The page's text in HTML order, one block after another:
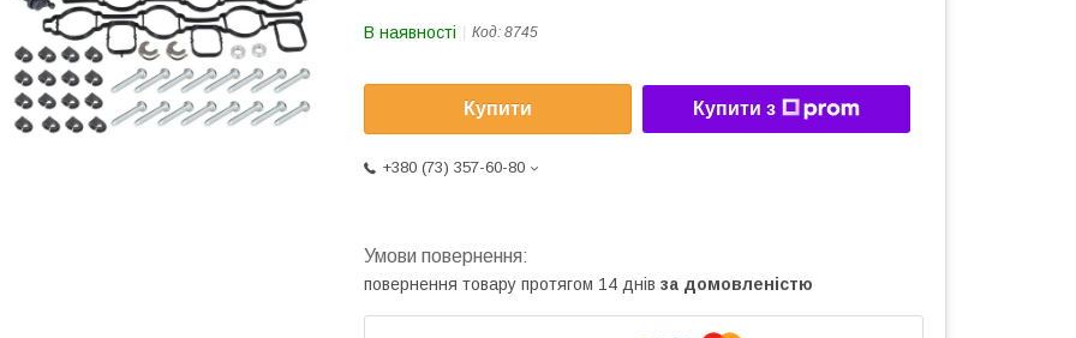
В наявності Код: 8745
Купити Купити з
+380 (73) 357-60-80
повернення товару протягом 14 днів за домовленістю